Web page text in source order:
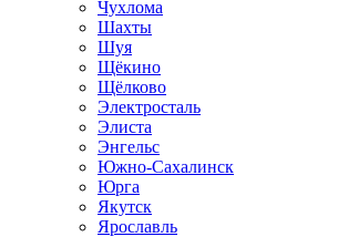
Чухлома
Шахты
Шуя
Щёкино
Щёлково
Электросталь
Элиста
Энгельс
Южно-Сахалинск
Юрга
Якутск
Ярославль